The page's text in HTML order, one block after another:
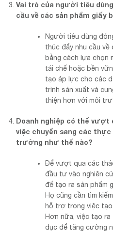
Vai trò của người tiêu
cầu về các sản phẩm giấy
Người tiêu dùng
thúc đẩy nhu cầu về
bằng cách lựa chọn
tái chế hoặc bền
tạo áp lực cho các
trình sản xuất và
thiện hơn với môi
Doanh nghiệp có thể
việc chuyển sang các
trường như thế nào?
Để vượt qua các
đầu tư vào nghiên
để tạo ra sản phẩm
Họ cũng cần tìm
hỗ trợ trong việc
Hơn nữa, việc tạo
dục để tăng cường